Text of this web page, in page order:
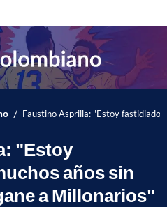
/ Faustino Asprilla: "Estoy fastidiado,
"Estoy
años sin
a Millonarios"